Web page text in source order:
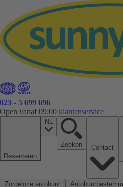
023 - 5 699 696
Open vanaf 09:00 klantenservice
Reserveren
NL
Zoeken